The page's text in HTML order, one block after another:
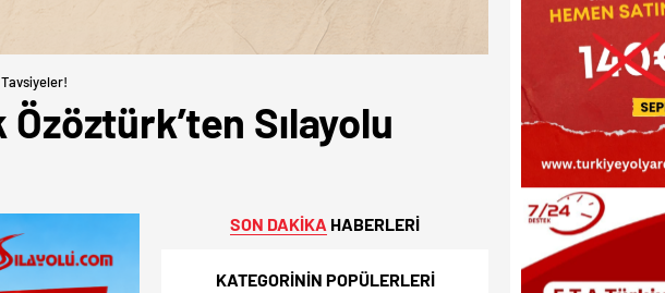
Özöztürk’ten Sılayolu
SON DAKİKA HABERLERİ
KATEGORİNİN POPÜLERLERİ